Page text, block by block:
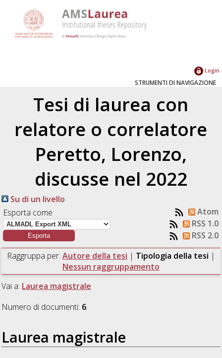
Login
STRUMENTI DI NAVIGAZIONE
Tesi di laurea con
relatore o correlatore
Peretto, Lorenzo,
discusse nel 2022
Su di un livello
Esporta come
Atom
RSS 1.0
RSS 2.0
Raggruppa per: Autore della tesi | Tipologia della tesi |
Nessun raggruppamento
Vai a: Laurea magistrale
Numero di documenti: 6.
Laurea magistrale